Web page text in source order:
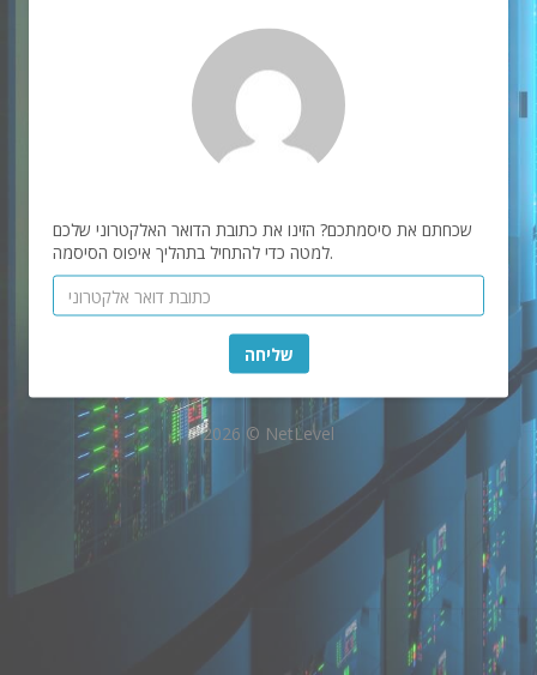
שכחתם את סיסמתכם? הזינו את כתובת הדואר האלקטרוני שלכם
למטה כדי להתחיל בתהליך איפוס הסיסמה.
שליחה
2026 © NetLevel